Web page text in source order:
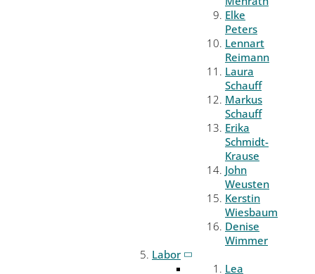
Elke
Peters
Lennart
Reimann
Laura
Schauff
Markus
Schauff
Erika
Schmidt-
Krause
John
Weusten
Kerstin
Wiesbaum
Denise
Wimmer
Labor
Lea